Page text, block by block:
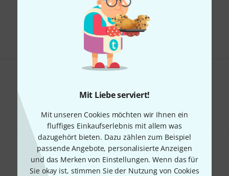
Mit Liebe serviert!
Mit unseren Cookies möchten wir Ihnen ein
fluffiges Einkaufserlebnis mit allem was
dazugehört bieten. Dazu zählen zum Beispiel
passende Angebote, personalisierte Anzeigen
und das Merken von Einstellungen. Wenn das für
Sie okay ist, stimmen Sie der Nutzung von Cookies
Kostenloser Versand ab € 69
Alle Preise inkl. MwSt.